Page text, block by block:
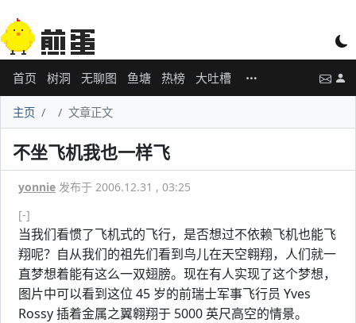
首页 树洞 无聊图 鱼塘 热榜 大吐槽
主页 文章正文
不坐飞机我也一样飞
yonnie 发布于 2006.12.31 , 03:25
[-]
当我们看惯了飞机式的飞行，是否想过不依赖飞机也能飞
翔呢？自从我们的祖先们看到鸟儿在天空翱翔，人们就一
直梦想着能有这么一双翅膀。现在有人实现了这个梦想，
图片中可以看到这位 45 岁的前瑞士军事飞行员 Yves
Rossy 插着金属之翼翱翔于 5000 英尺高空的情景。